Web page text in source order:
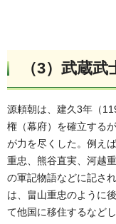
（3）武蔵
源頼朝は、建久3年（
権（幕府）を確立する
が力を尽くした。例え
重忠、熊谷直実、河越
の軍記物語などに記さ
は、畠山重忠のように
て他国に移住するなど